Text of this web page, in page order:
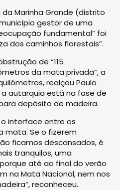
Marinha Grande (distrito
gestor de uma
fundamental” foi
dos caminhos florestais”.
de “115
da mata privada”, a
realçou Paulo
autarquia está na fase de
depósito de madeira.
interface entre os
mata. Se o fizerem
ficamos descansados, é
tranquilos, uma
até ao final do verão
na Mata Nacional, nem nos
reconheceu.